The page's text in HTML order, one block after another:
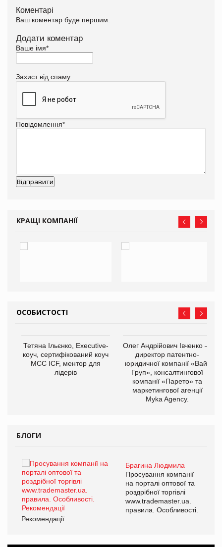
Коментарі
Ваш коментар буде першим.
Додати коментар
Ваше імя*
Захист від спаму
Повідомлення*
КРАЩІ КОМПАНІЇ
ОСОБИСТОСТІ
Тетяна Ільєнко, Executive-
коуч, сертифікований коуч
МСС ICF, ментор для
лідерів
Олег Андрійович Івченко —
директор патентно-
юридичної компанії «Вайз
Груп», консалтингової
компанії «Парето» та
маркетингової агенції
Myka Agency.
БЛОГИ
Брагина Людмила
Просування компанії
на порталі оптової та
роздрібної торгівлі
www.trademaster.ua.
правила. Особливості.
Рекомендації